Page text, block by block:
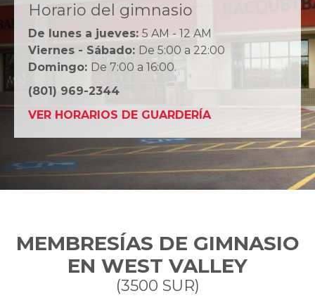
Horario del gimnasio
De lunes a jueves: 5 AM - 12 AM
Viernes - Sábado: De 5:00 a 22:00
Domingo: De 7:00 a 16:00.
(801) 969-2344
VER HORARIOS DE GUARDERÍA
MEMBRESÍAS DE GIMNASIO
EN WEST VALLEY
(3500 SUR)